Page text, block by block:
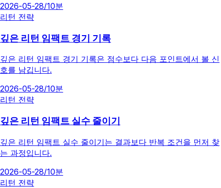
2026-05-28/10분
리턴 전략
깊은 리턴 임팩트 경기 기록
깊은 리턴 임팩트 경기 기록은 점수보다 다음 포인트에서 볼 신
호를 남깁니다.
2026-05-28/10분
리턴 전략
깊은 리턴 임팩트 실수 줄이기
깊은 리턴 임팩트 실수 줄이기는 결과보다 반복 조건을 먼저 찾
는 과정입니다.
2026-05-28/10분
리턴 전략